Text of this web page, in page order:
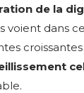
de la
voient dans